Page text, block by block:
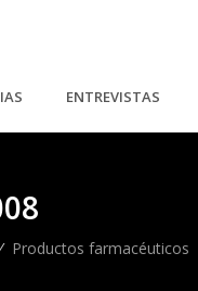
ENTREVISTAS
Productos farmacéuticos